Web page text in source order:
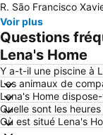
Poça da Dona Beija
R. São Francisco
Voir plus
Questions
Lena's Home
Y a-t-il une piscine à
Les animaux de
Lena's Home
Quelle sont les
Où est situé Lena's